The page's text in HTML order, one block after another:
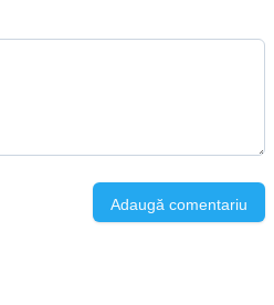
Adaugă comentariu